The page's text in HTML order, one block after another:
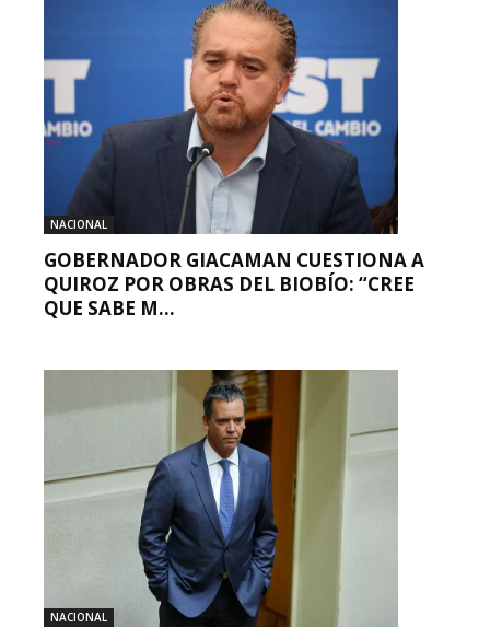
NACIONAL
GOBERNADOR GIACAMAN CUESTIONA A
QUIROZ POR OBRAS DEL BIOBÍO: “CREE
QUE SABE M...
NACIONAL